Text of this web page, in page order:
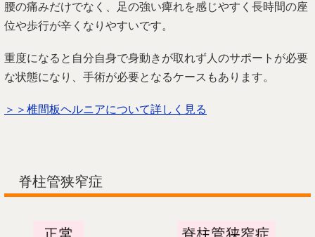
腰の痛みだけでなく、足の強い痺れを感じやすく長時間の座
位や歩行が辛くなりやすいです。
重度になると自分自身で身動きが取れず人のサポートが必要
な状態になり、手術が必要となるケースもあります。
＞＞椎間板ヘルニアについて詳しく見る
脊柱管狭窄症